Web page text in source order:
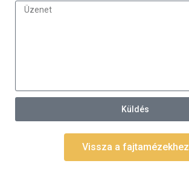
Küldés
Vissza a fajtamézekhez